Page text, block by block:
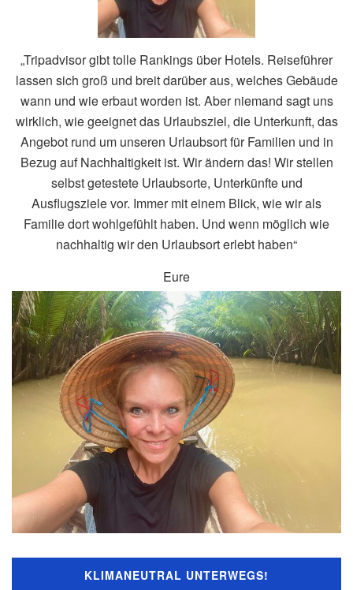
„Tripadvisor gibt tolle Rankings über Hotels. Reiseführer
lassen sich groß und breit darüber aus, welches Gebäude
wann und wie erbaut worden ist. Aber niemand sagt uns
wirklich, wie geeignet das Urlaubsziel, die Unterkunft, das
Angebot rund um unseren Urlaubsort für Familien und in
Bezug auf Nachhaltigkeit ist. Wir ändern das! Wir stellen
selbst getestete Urlaubsorte, Unterkünfte und
Ausflugsziele vor. Immer mit einem Blick, wie wir als
Familie dort wohlgefühlt haben. Und wenn möglich wie
nachhaltig wir den Urlaubsort erlebt haben“
Eure
KLIMANEUTRAL UNTERWEGS!